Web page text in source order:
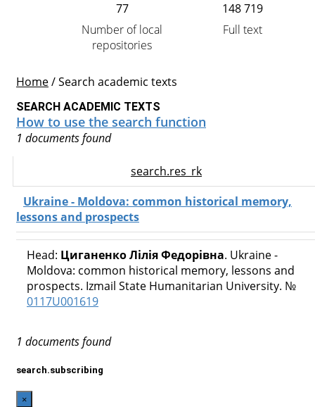
77
Number of local
repositories
148 719
Full text
Home/Search academic texts
SEARCH ACADEMIC TEXTS
How to use the search function
1 documents found
search.res_rk
Ukraine - Moldova: common historical memory,
lessons and prospects
Head: Циганенко Лілія Федорівна. Ukraine -
Moldova: common historical memory, lessons and
prospects. Izmail State Humanitarian University. №
0117U001619
1 documents found
search.subscribing
×